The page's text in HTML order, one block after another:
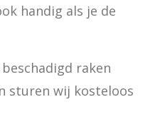
handig als je de
raken
sturen wij kosteloos